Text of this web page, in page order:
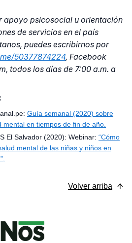
apoyo psicosocial u orientación
de servicios en el país
puedes escribirnos por
50377874224, Facebook
todos los días de 7:00 a.m. a
Guía semanal (2020) sobre
mental en tiempos de fin de año.
El Salvador (2020): Webinar: “Cómo
mental de las niñas y niños en
Volver arriba